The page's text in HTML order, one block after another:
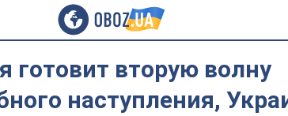
готовит вторую волну
наступления,